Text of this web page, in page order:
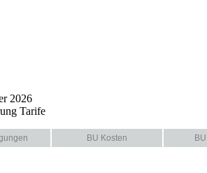
2026
Tarife
BU Kosten